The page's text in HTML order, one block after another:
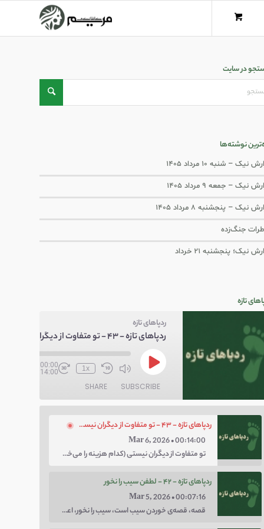
در سایت
نوشته‌ها
نیک – شنبه ۱۰ مرداد ۱۴۰۵
نیک – جمعه ۹ مرداد ۱۴۰۵
نیک – پنجشنبه ۸ مرداد ۱۴۰۵
جنگ‌‌زده
نیک؛ پنجشنبه ۲۱ خرداد
تازه
ردپاهای تازه
1x
00:00
00:14:00
SUBSCRIBE
SHARE
ردپاهای تازه - ۴۳ - تو متفاوت از دیگران نیستی
Mar 6, 2026 • 00:14:00
تو متفاوت از دیگران نیستی (کدام هزینه را می‌خواهی پرداخت کنی؛ هزینه‌ی چاق بودن یا لاغر بودن؟ با توهم متفاوت بودن کار را برای خودت سخت نکن.)
ردپاهای تازه - ۴۲ - لطفن سیب را نخور
Mar 5, 2026 • 00:07:16
قصه، قصه‌ی خوردن سیب است، سیب را نخور، اعتماد کن.